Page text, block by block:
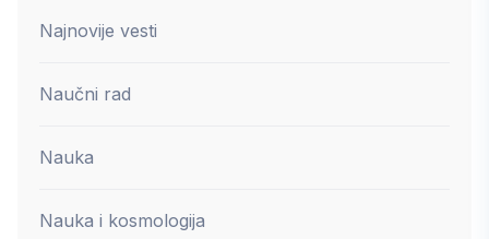
Najnovije vesti
Naučni rad
Nauka
Nauka i kosmologija